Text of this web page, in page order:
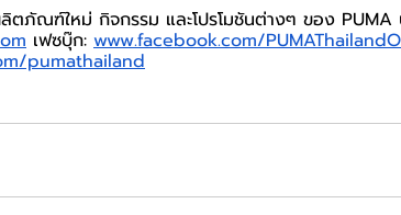
ตภัณฑ์ใหม่ กิจกรรม และโปรโมชันต่างๆ ของ PUMA
เฟซบุ๊ก: www.facebook.com/
pumathailand